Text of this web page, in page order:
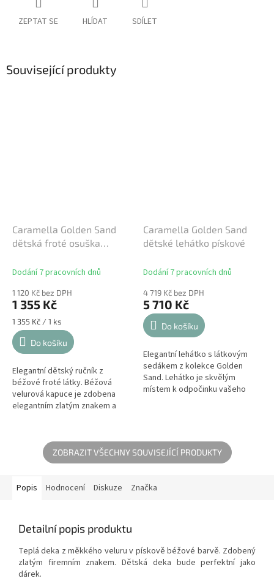
ZEPTAT SE HLÍDAT SDÍLET
Související produkty
Caramella Golden Sand
dětská froté osuška
Dodání 7 pracovních dnů
1 120 Kč bez DPH
1 355 Kč
Měrná
cena:
1 355 Kč / 1 ks
Do košíku
Elegantní dětský ručník z
béžové froté látky. Béžová
velurová kapuce je zdobena
elegantním zlatým znakem a
dostupné na...
Caramella Golden Sand
dětské lehátko pískové
Dodání 7 pracovních dnů
4 719 Kč bez DPH
5 710 Kč
Do košíku
Elegantní lehátko s látkovým
sedákem z kolekce Golden
Sand. Lehátko je skvělým
místem k odpočinku vašeho
ZOBRAZIT VŠECHNY SOUVISEJÍCÍ PRODUKTY
Popis Hodnocení Diskuze Značka
Detailní popis produktu
Teplá deka z měkkého veluru v pískově béžové barvě. Zdobený
zlatým firemním znakem. Dětská deka bude perfektní jako
dárek.